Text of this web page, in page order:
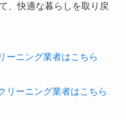
、快適な暮らしを取り戻
ーニング業者はこちら
リーニング業者はこちら